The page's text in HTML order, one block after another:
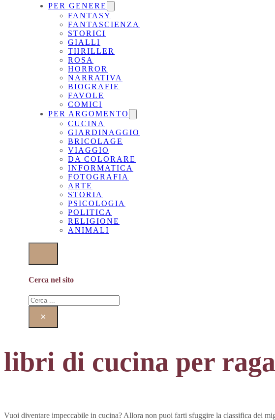
PER GENERE
FANTASY
FANTASCIENZA
STORICI
GIALLI
THRILLER
ROSA
HORROR
NARRATIVA
BIOGRAFIE
FAVOLE
COMICI
PER ARGOMENTO
CUCINA
GIARDINAGGIO
BRICOLAGE
VIAGGIO
DA COLORARE
INFORMATICA
FOTOGRAFIA
ARTE
STORIA
PSICOLOGIA
POLITICA
RELIGIONE
ANIMALI
Cerca nel sito
Cerca
×
libri di cucina per
Vuoi diventare impeccabile in cucina? Allora non puoi farti sfuggire la classifica dei